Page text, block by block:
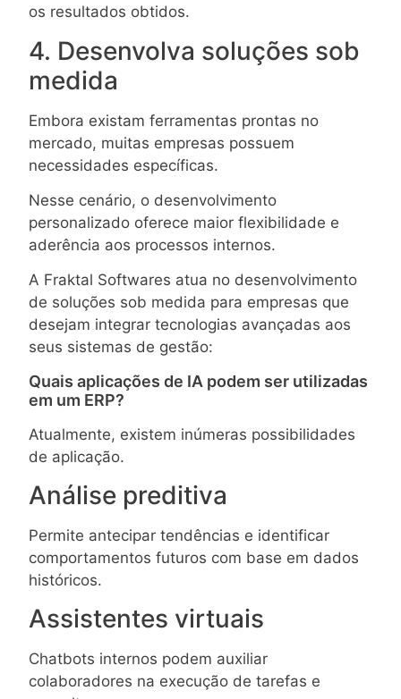
os resultados obtidos.
4. Desenvolva soluções sob
medida
Embora existam ferramentas prontas no
mercado, muitas empresas possuem
necessidades específicas.
Nesse cenário, o desenvolvimento
personalizado oferece maior flexibilidade e
aderência aos processos internos.
A Fraktal Softwares atua no desenvolvimento
de soluções sob medida para empresas que
desejam integrar tecnologias avançadas aos
seus sistemas de gestão:
Quais aplicações de IA podem ser utilizadas
em um ERP?
Atualmente, existem inúmeras possibilidades
de aplicação.
Análise preditiva
Permite antecipar tendências e identificar
comportamentos futuros com base em dados
históricos.
Assistentes virtuais
Chatbots internos podem auxiliar
colaboradores na execução de tarefas e